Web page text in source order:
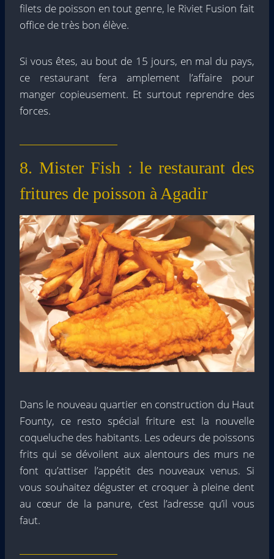
filets de poisson en tout genre, le Riviet Fusion fait
office de très bon élève.
Si vous êtes, au bout de 15 jours, en mal du pays,
ce restaurant fera amplement l’affaire pour
manger copieusement. Et surtout reprendre des
forces.
8. Mister Fish : le restaurant des
fritures de poisson à Agadir
Dans le nouveau quartier en construction du Haut
Founty, ce resto spécial friture est la nouvelle
coqueluche des habitants. Les odeurs de poissons
frits qui se dévoilent aux alentours des murs ne
font qu’attiser l’appétit des nouveaux venus. Si
vous souhaitez déguster et croquer à pleine dent
au cœur de la panure, c’est l’adresse qu’il vous
faut.